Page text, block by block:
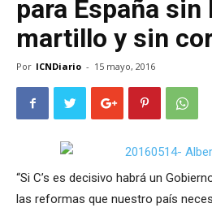
para España sin
martillo y sin
Por ICNDiario - 15 mayo, 2016
“Si C’s es decisivo habrá un
las reformas que nuestro país